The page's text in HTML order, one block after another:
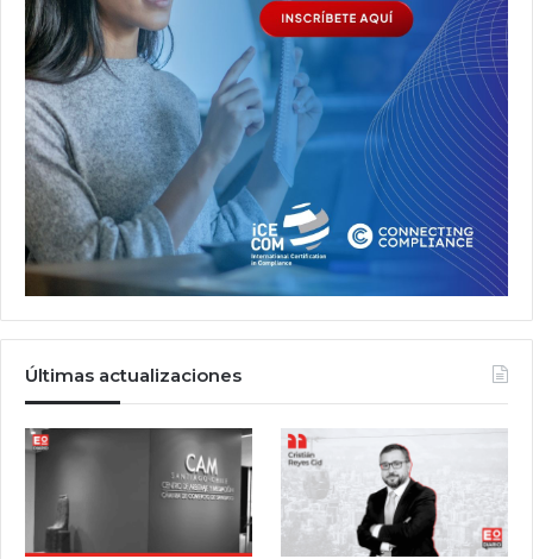
Últimas actualizaciones